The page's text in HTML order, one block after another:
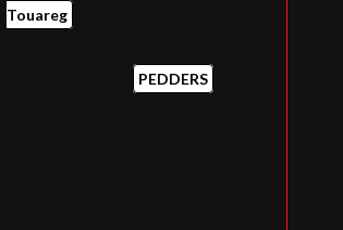
Touareg